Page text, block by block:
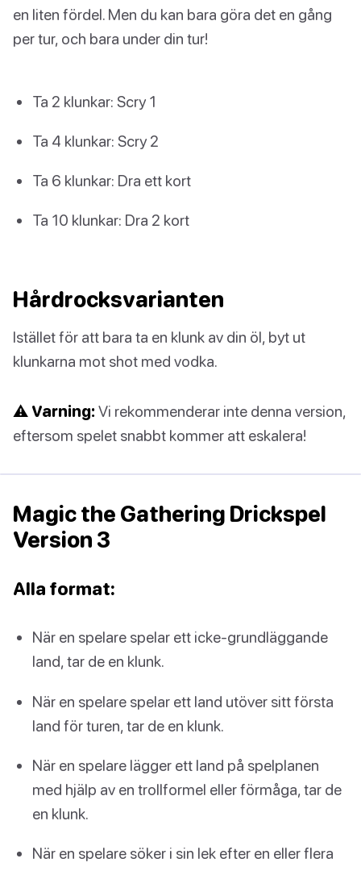
en liten fördel. Men du kan bara göra det en gång
per tur, och bara under din tur!
Ta 2 klunkar: Scry 1
Ta 4 klunkar: Scry 2
Ta 6 klunkar: Dra ett kort
Ta 10 klunkar: Dra 2 kort
Hårdrocksvarianten
Istället för att bara ta en klunk av din öl, byt ut
klunkarna mot shot med vodka.
⚠️ Varning: Vi rekommenderar inte denna version,
eftersom spelet snabbt kommer att eskalera!
Magic the Gathering Drickspel
Version 3
Alla format:
När en spelare spelar ett icke-grundläggande
land, tar de en klunk.
När en spelare spelar ett land utöver sitt första
land för turen, tar de en klunk.
När en spelare lägger ett land på spelplanen
med hjälp av en trollformel eller förmåga, tar de
en klunk.
När en spelare söker i sin lek efter en eller flera